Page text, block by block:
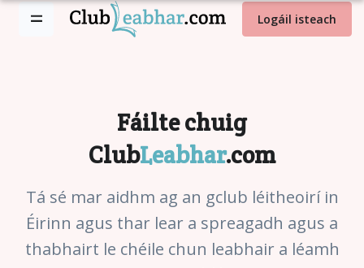
Logáil isteach
Fáilte chuig
ClubLeabhar.com
Tá sé mar aidhm ag an gclub léitheoirí in
Éirinn agus thar lear a spreagadh agus a
thabhairt le chéile chun leabhair a léamh